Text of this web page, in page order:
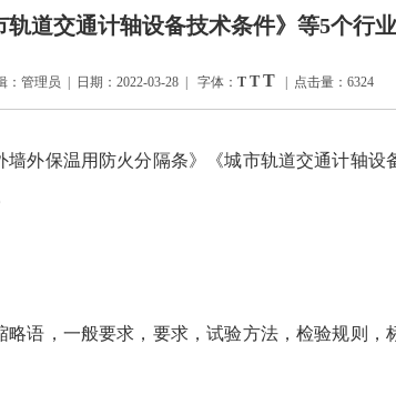
道交通计轴设备技术条件》等5个行
管理员 | 日期：2022-03-28 | 字体： T T T| 点击量：6324
外保温用防火分隔条》《城市轨道交通计轴
语，一般要求，要求，试验方法，检验规则，